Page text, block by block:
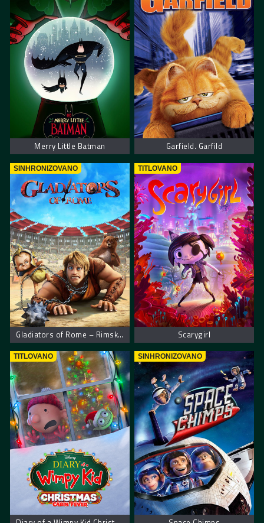
Merry Little Batman Garfield. Garfild
SINHRONIZOVANO
Gladiators of Rome – Rimski gladijatori
TITLOVANO
Scarygirl
TITLOVANO SINHRONIZOVANO